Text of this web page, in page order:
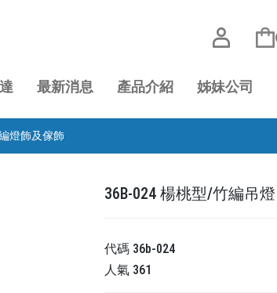
最新消息 產品介紹 姊妹公司
燈飾及傢飾
36B-024 楊桃型/竹編吊燈
代碼 36b-024
人氣 361